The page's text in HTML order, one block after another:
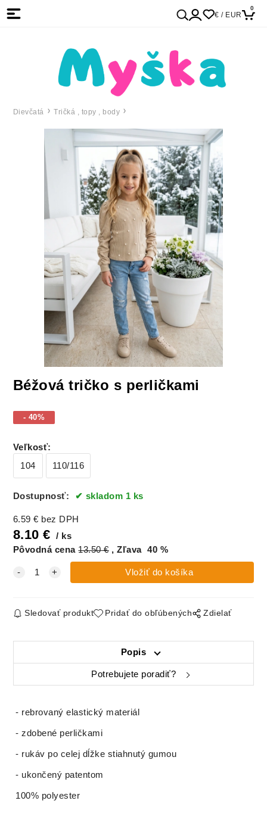
€ / EUR
0
Dievčatá Tričká , topy , body
Béžová tričko s perličkami
- 40%
Veľkosť:
104
110/116
Dostupnosť: skladom 1 ks
6.59 € bez DPH
8.10 €
ks
Pôvodná cena 13.50€ Zľava 40 %
Sledovať produkt Pridať do obľúbených Zdielať
Popis
Potrebujete poradiť?
- rebrovaný elastický materiál
- zdobené perličkami
- rukáv po celej dĺžke stiahnutý gumou
- ukončený patentom
100% polyester